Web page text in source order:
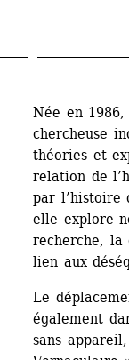
Née en
chercheuse
théories et
relation de
par l’histoire
elle explore
recherche, la
lien aux
Le
également
sans